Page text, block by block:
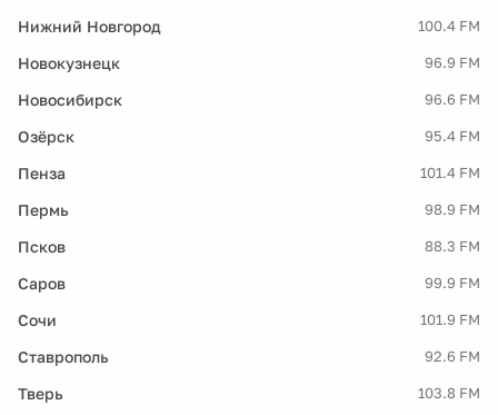
Нижний Новгород 100.4 FM
Новокузнецк 96.9 FM
Новосибирск 96.6 FM
Озёрск 95.4 FM
Пенза 101.4 FM
Пермь 98.9 FM
Псков 88.3 FM
Саров 99.9 FM
Сочи 101.9 FM
Ставрополь 92.6 FM
Тверь 103.8 FM